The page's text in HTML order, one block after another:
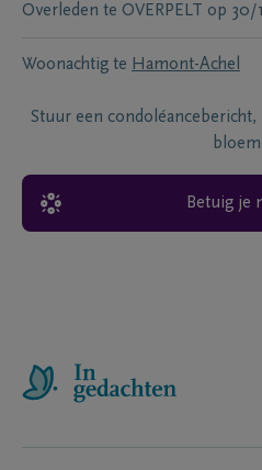
Overleden te OVERPELT op 30/
Woonachtig te Hamont-Achel
Stuur een condoléancebericht,
Betuig je